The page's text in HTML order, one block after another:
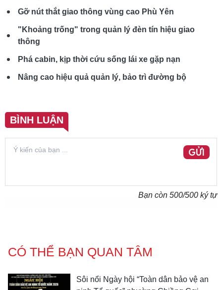
Gỡ nút thắt giao thông vùng cao Phù Yên
"Khoảng trống" trong quản lý đèn tín hiệu giao
thông
Phá cabin, kịp thời cứu sống lái xe gặp nạn
Nâng cao hiệu quả quản lý, bảo trì đường bộ
BÌNH LUẬN
GỬI
Bạn còn 500/500 ký tự
CÓ THỂ BẠN QUAN TÂM
Sôi nổi Ngày hội “Toàn dân bảo vệ an